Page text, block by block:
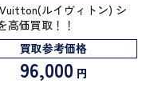
ルイヴィトン) シ
高価買取！！
買取参考価格
96,000 円